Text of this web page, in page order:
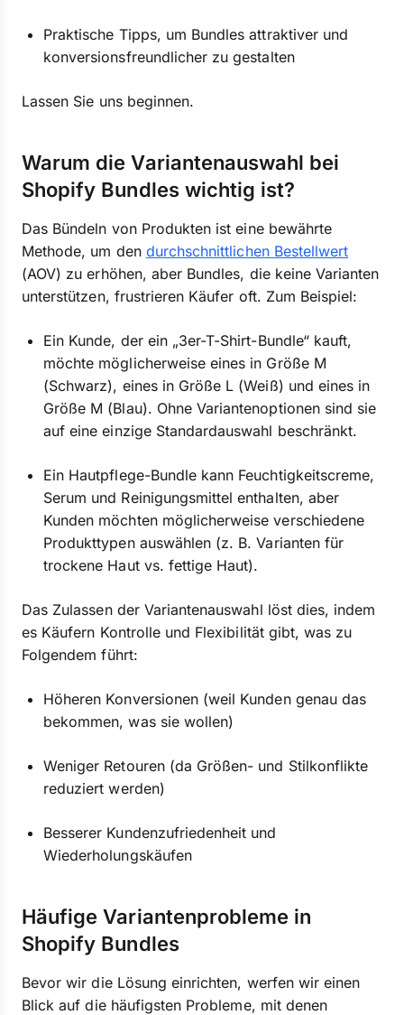
Praktische Tipps, um Bundles attraktiver und
konversionsfreundlicher zu gestalten
Lassen Sie uns beginnen.
Warum die Variantenauswahl bei
Shopify Bundles wichtig ist?
Das Bündeln von Produkten ist eine bewährte
Methode, um den durchschnittlichen Bestellwert
(AOV) zu erhöhen, aber Bundles, die keine Varianten
unterstützen, frustrieren Käufer oft. Zum Beispiel:
Ein Kunde, der ein „3er-T-Shirt-Bundle“ kauft,
möchte möglicherweise eines in Größe M
(Schwarz), eines in Größe L (Weiß) und eines in
Größe M (Blau). Ohne Variantenoptionen sind sie
auf eine einzige Standardauswahl beschränkt.
Ein Hautpflege-Bundle kann Feuchtigkeitscreme,
Serum und Reinigungsmittel enthalten, aber
Kunden möchten möglicherweise verschiedene
Produkttypen auswählen (z. B. Varianten für
trockene Haut vs. fettige Haut).
Das Zulassen der Variantenauswahl löst dies, indem
es Käufern Kontrolle und Flexibilität gibt, was zu
Folgendem führt:
Höheren Konversionen (weil Kunden genau das
bekommen, was sie wollen)
Weniger Retouren (da Größen- und Stilkonflikte
reduziert werden)
Besserer Kundenzufriedenheit und
Wiederholungskäufen
Häufige Variantenprobleme in
Shopify Bundles
Bevor wir die Lösung einrichten, werfen wir einen
Blick auf die häufigsten Probleme, mit denen